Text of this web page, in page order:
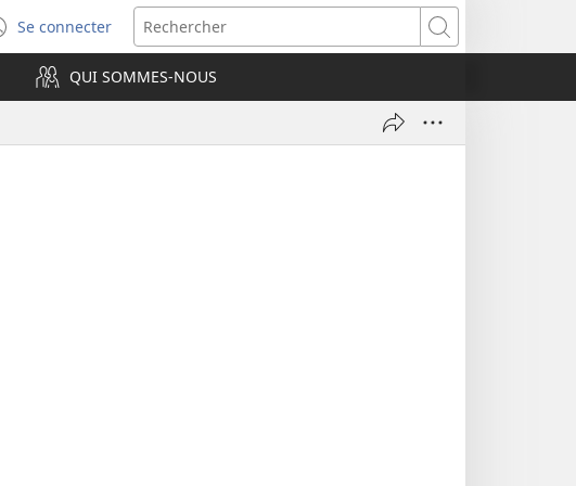
Se connecter
(ouvre
une
nouvelle
fenêtre)
Rechercher
QUI SOMMES-NOUS